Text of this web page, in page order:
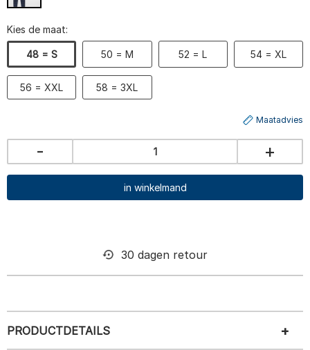
Kies de maat:
48 = S 50 = M 52 = L 54 = XL
56 = XXL 58 = 3XL
Maatadvies
- +
in winkelmand
30 dagen retour
PRODUCTDETAILS